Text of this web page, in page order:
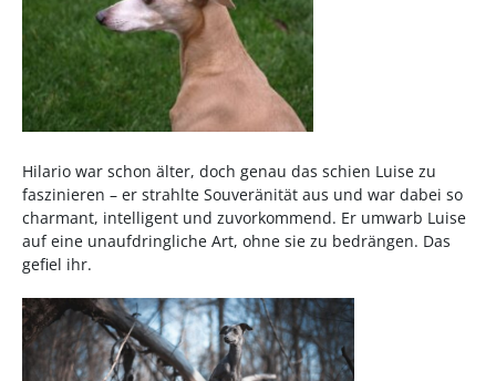
Hilario war schon älter, doch genau das schien Luise zu
faszinieren – er strahlte Souveränität aus und war dabei so
charmant, intelligent und zuvorkommend. Er umwarb Luise
auf eine unaufdringliche Art, ohne sie zu bedrängen. Das
gefiel ihr.